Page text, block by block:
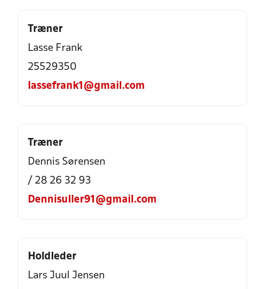
Træner
Lasse Frank
25529350
lassefrank1@gmail.com
Træner
Dennis Sørensen
/ 28 26 32 93
Dennisuller91@gmail.com
Holdleder
Lars Juul Jensen